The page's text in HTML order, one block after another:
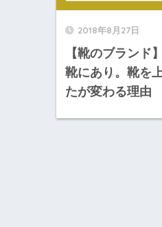
2018年8月27日
【靴のブランド
靴にあり。靴を
たが変わる理由